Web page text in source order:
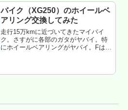
バイク（XG250）のホイールベ
アリング交換してみた
走行15万kmに近づいてきたマイバイ
ク。さすがに各部のガタがヤバイ。特
にホイールベアリングがヤバイ。Fはデ